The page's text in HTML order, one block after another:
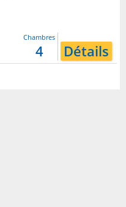
Chambres
4 Détails